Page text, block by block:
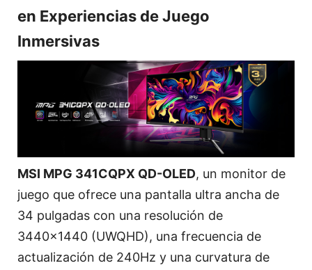
en Experiencias de Juego
Inmersivas
MSI MPG 341CQPX QD-OLED, un monitor de
juego que ofrece una pantalla ultra ancha de
34 pulgadas con una resolución de
3440x1440 (UWQHD), una frecuencia de
actualización de 240Hz y una curvatura de